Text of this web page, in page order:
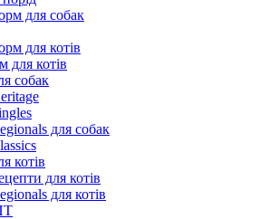
для собак
для котів
для котів
собак
для собак
котів
для котів
для котів